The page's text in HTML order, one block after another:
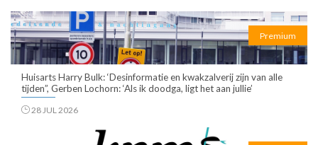
Premium
Huisarts Harry Bulk: ‘Desinformatie en kwakzalverij zijn van alle
tijden”, Gerben Lochorn: ‘Als ik doodga, ligt het aan jullie’
28 JUL 2026